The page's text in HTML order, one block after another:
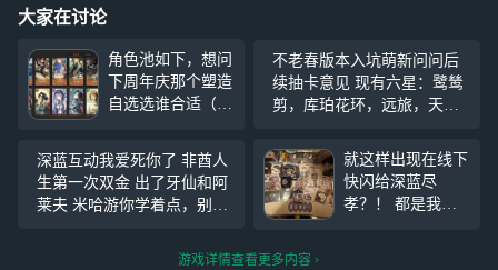
大家在讨论
角色池如下，想问
下周年庆那个塑造
自选选谁合适（有
了） 以及顺便再
问问我这个芭卡洛
儿远旅阿莱夫＋小
叶（花环没抽到）
么心相合适
不老春版本入坑萌新问问后
续抽卡意见 现有六星：鹭鸶
剪，库珀花环，远旅，天使
莫纳，兔毛手袋，温妮弗雷
德 目前攒了60抽左右，在等
周年庆抽诺谛卡（因为本人
喜欢野树莓，后续打算玩薪
深蓝互动我爱死你了 非酋人
生第一次双金 出了牙仙和阿
莱夫 米哈游你学着点，别又
就这样出现在线下
快闪给深蓝尽
孝？！ 都是我的
游戏详情查看更多内容